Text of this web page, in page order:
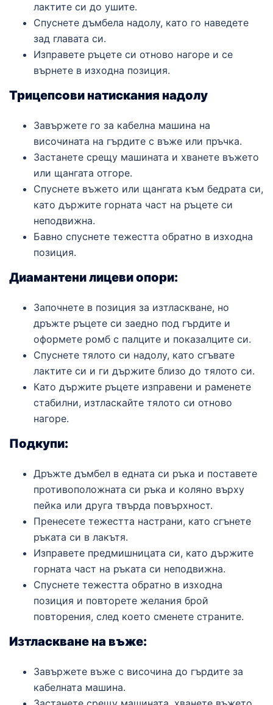
лактите си до ушите.
Спуснете дъмбела надолу, като го наведете
зад главата си.
Изправете ръцете си отново нагоре и се
върнете в изходна позиция.
Трицепсови натискания надолу
Завържете го за кабелна машина на
височината на гърдите с въже или пръчка.
Застанете срещу машината и хванете въжето
или щангата отгоре.
Спуснете въжето или щангата към бедрата си,
като държите горната част на ръцете си
неподвижна.
Бавно спуснете тежестта обратно в изходна
позиция.
Диамантени лицеви опори:
Започнете в позиция за изтласкване, но
дръжте ръцете си заедно под гърдите и
оформете ромб с палците и показалците си.
Спуснете тялото си надолу, като сгъвате
лактите си и ги държите близо до тялото си.
Като държите ръцете изправени и раменете
стабилни, изтласкайте тялото си отново
нагоре.
Подкупи:
Дръжте дъмбел в едната си ръка и поставете
противоположната си ръка и коляно върху
пейка или друга твърда повърхност.
Пренесете тежестта настрани, като сгънете
ръката си в лакътя.
Изправете предмишницата си, като държите
горната част на ръката си неподвижна.
Спуснете тежестта обратно в изходна
позиция и повторете желания брой
повторения, след което сменете страните.
Изтласкване на въже:
Завържете въже с височина до гърдите за
кабелната машина.